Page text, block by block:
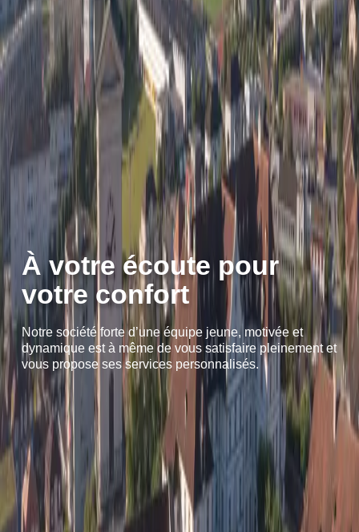
À votre écoute pour
votre confort
Notre société forte d’une équipe jeune, motivée et
dynamique est à même de vous satisfaire pleinement et
vous propose ses services personnalisés.